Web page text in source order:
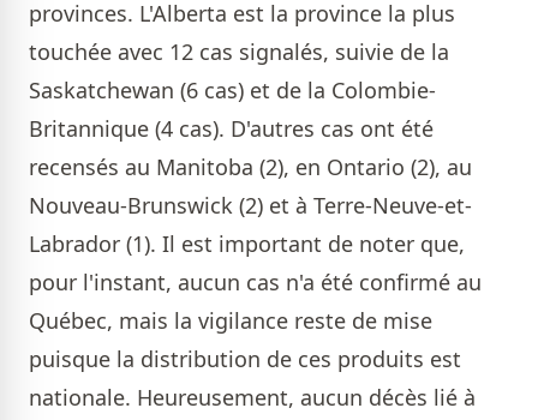
provinces. L'Alberta est la province la plus
touchée avec 12 cas signalés, suivie de la
Saskatchewan (6 cas) et de la Colombie-
Britannique (4 cas). D'autres cas ont été
recensés au Manitoba (2), en Ontario (2), au
Nouveau-Brunswick (2) et à Terre-Neuve-et-
Labrador (1). Il est important de noter que,
pour l'instant, aucun cas n'a été confirmé au
Québec, mais la vigilance reste de mise
puisque la distribution de ces produits est
nationale. Heureusement, aucun décès lié à